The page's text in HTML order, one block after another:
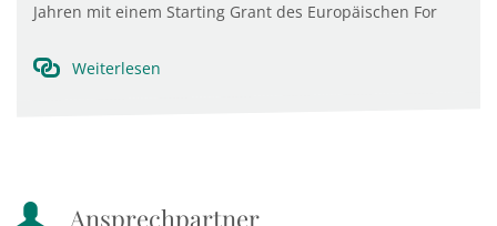
Jahren mit einem Starting Grant des Europäischen For
Weiterlesen
Ansprechpartner